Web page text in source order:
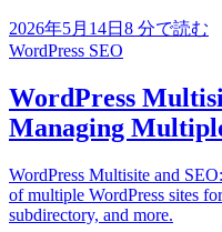
2026年5月14日 8 分で読む
WordPress SEO
WordPress
Managing
WordPress Multisite and
of multiple WordPress sites
subdirectory, and more.